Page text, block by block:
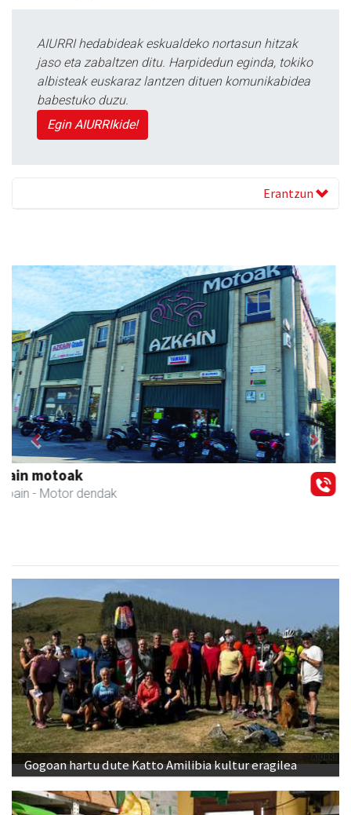
AIURRI hedabideak eskualdeko nortasun hitzak
jaso eta zabaltzen ditu. Harpidedun eginda, tokiko
albisteak euskaraz lantzen dituen komunikabidea
babestuko duzu.
Egin AIURRIkide!
Erantzun
Andoaingo AEK euskaltegia
Andoain - Euskaltegiak
Previous Next
Gogoan hartu dute Katto Amilibia kultur eragilea